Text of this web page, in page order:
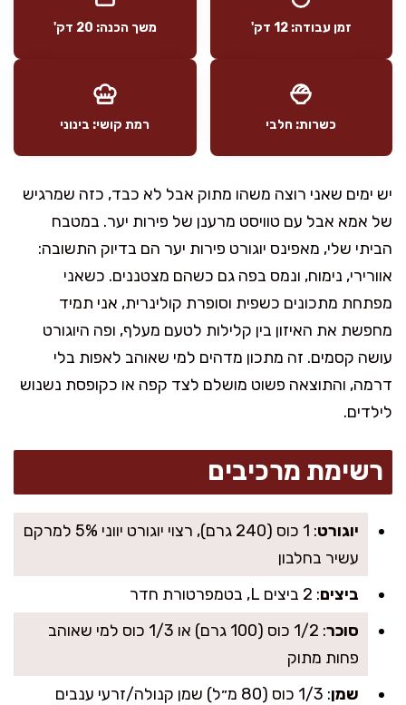
זמן עבודה: 12 דק' משך הכנה: 20 דק'
כשרות: חלבי רמת קושי: בינוני
יש ימים שאני רוצה משהו מתוק אבל לא כבד, כזה שמרגיש
של אמא אבל עם טוויסט מרענן של פירות יער. במטבח
הביתי שלי, מאפינס יוגורט פירות יער הם בדיוק התשובה:
אוורירי, נימוח, ונמס בפה גם כשהם מצטננים. כשאני
מפתחת מתכונים כשפית וסופרת קולינרית, אני תמיד
מחפשת את האיזון בין קלילות לטעם מעלף, ופה היוגורט
עושה קסמים. זה מתכון מדהים למי שאוהב לאפות בלי
דרמה, והתוצאה פשוט מושלם לצד קפה או כקופסת נשנוש
לילדים.
רשימת מרכיבים
יוגורט
: 1 כוס (240 גרם), רצוי יוגורט יווני 5% למרקם
עשיר בחלבון
ביצים: 2 ביצים L, בטמפרטורת חדר
סוכר
: 1/2 כוס (100 גרם) או 1/3 כוס למי שאוהב
פחות מתוק
שמן: 1/3 כוס (80 מ״ל) שמן קנולה/זרעי ענבים